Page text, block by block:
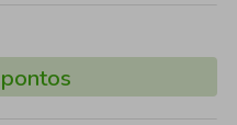
pontos